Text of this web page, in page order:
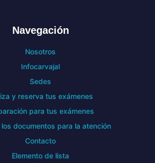
Navegación
Nosotros
Infocarvajal
Sedes
y reserva tus exámenes
para tus exámenes
los documentos para la atención
Contacto
Elemento de lista